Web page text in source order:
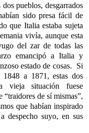
pueblos, desgarrados
sido presa fácil de
que Italia estaba sujeta
vivía, aunque esta
del zar de todas las
emancipó a Italia y
estado de cosas. Si
a 1871, estas dos
vieja situación fuese
“traidores de sí mismas”,
que habían inspirado
despecho suyo, en sus